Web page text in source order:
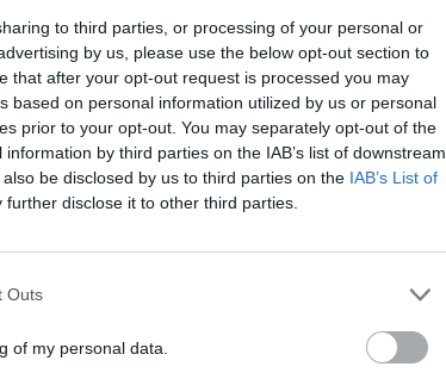
to third parties, or processing of your personal or
by us, please use the below opt-out section to
that after your opt-out request is processed you may
based on personal information utilized by us or personal
prior to your opt-out. You may separately opt-out of the
by third parties on the IAB’s list of downstream
be disclosed by us to third parties on the IAB’s List of
further disclose it to other third parties.
Outs
of my personal data.